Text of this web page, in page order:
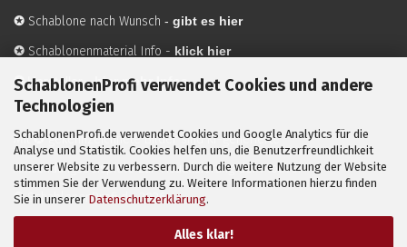
SchablonenProfi verwendet Cookies und andere
Technologien
SchablonenProfi.de verwendet Cookies und Google Analytics für die
Analyse und Statistik. Cookies helfen uns, die Benutzerfreundlichkeit
unserer Website zu verbessern. Durch die weitere Nutzung der Website
stimmen Sie der Verwendung zu. Weitere Informationen hierzu finden
Sie in unserer Datenschutzerklärung.
Alles klar!
✪ Schablone nach Wunsch - gibt es hier
✪ Schablonenmaterial Info - klick hier
✪Hersteller-hier mehr Infos
Mit ✪ gekennzeichnete Bilder sind KI-generierte
Anwendungsbeispiele zur Visualisierung der Motive.
© SchablonenProfi.de2026